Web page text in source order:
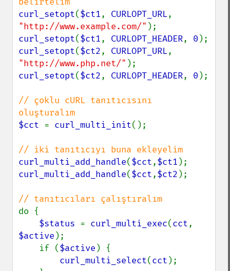
curl_setopt($ct1, CURLOPT_URL
"http://www.example.com/"
curl_setopt($ct1, CURLOPT_HEADER, 0
curl_setopt($ct2, CURLOPT_URL
"http://www.php.net/"
curl_setopt($ct2, CURLOPT_HEADER, 0 );
// çoklu cURL tanıtıcısını
$cct = curl_multi_init();
curl_multi_add_handle($cct,$ct1
curl_multi_add_handle($cct,$ct2 );
do {
$status = curl_multi_exec(cct
$active );
    if (
$active ) {
curl_multi_select(cct );